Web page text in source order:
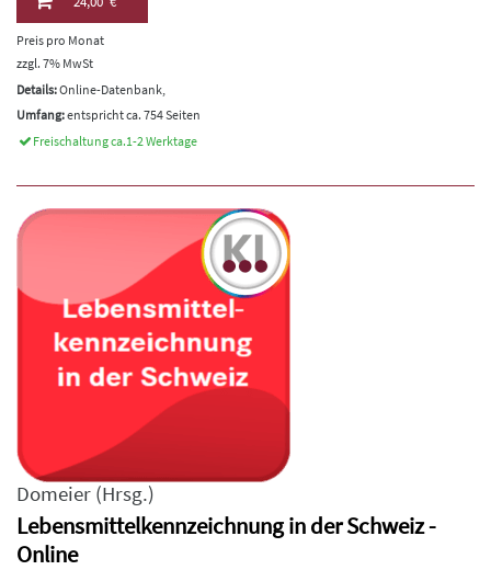
Preis pro Monat
zzgl. 7% MwSt
Details:Online-Datenbank,
Umfang:entspricht ca. 754 Seiten
Freischaltung ca.1-2 Werktage
Domeier (Hrsg.)
Lebensmittelkennzeichnung in der Schweiz -
Online